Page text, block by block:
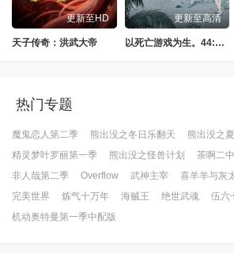
更新至HD
天子传奇：洪武大帝
更新至高清
以死亡游戏为生。44:CLOUDYBEACH
热门专题
魔鬼恋人第二季 熊出没之冬日乐翻天
熊出没之
精灵梦叶罗丽第一季
熊出没之怪兽计划
茶啊二
非人哉第二季
Overflow 武神主宰
喜羊羊与灰
完美世界
炼气十万年 海贼王 绝世武魂
伍六
机动奥特曼第一季中配版